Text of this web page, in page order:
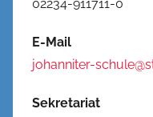
02234-911711-0
E-Mail
johanniter-
Sekretariat